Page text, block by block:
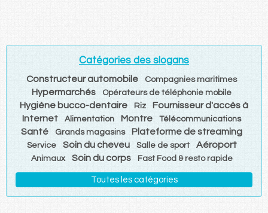
Catégories des slogans
Constructeur automobile Compagnies maritimes
Hypermarchés Opérateurs de téléphonie mobile
Hygiène bucco-dentaire Riz
Fournisseur d'accès à
Internet
Alimentation Montre Télécommunications
Santé Grands magasins Plateforme de streaming
Service Soin du cheveu Salle de sport Aéroport
Animaux Soin du corps Fast Food & resto rapide
Toutes les catégories